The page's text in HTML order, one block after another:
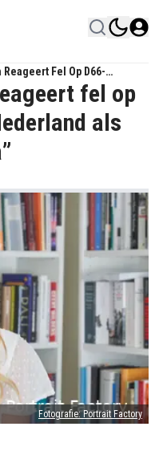
Fel Op D66-
Als Provincie Van
Fotografie: Portrait Factory
fel op
als